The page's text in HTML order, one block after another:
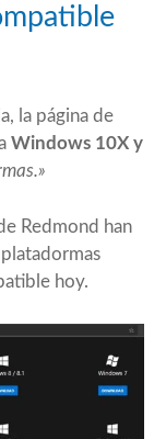
la página de
Windows 10X y
Redmond han
hoy.